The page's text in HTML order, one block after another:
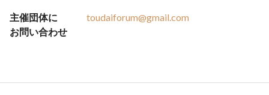
主催団体に
お問い合わせ
toudaiforum@gmail.com